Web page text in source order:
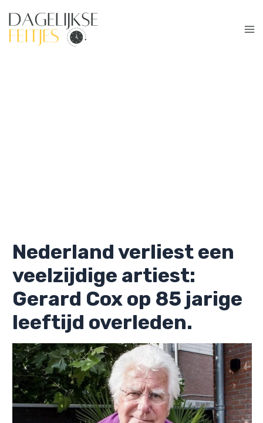
naar
Nederland verliest een
veelzijdige artiest:
Gerard Cox op 85 jarige
leeftijd overleden.